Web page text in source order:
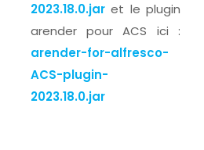
2023.18.0.jar et le plugin
arender pour ACS ici :
arender-for-alfresco-
ACS-plugin-
2023.18.0.jar